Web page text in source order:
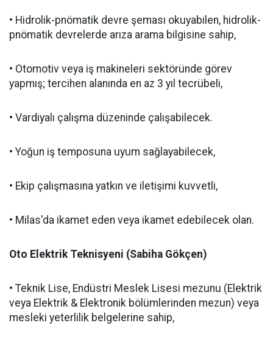
• Hidrolik-pnömatik devre şeması okuyabilen, hidrolik-
pnömatik devrelerde arıza arama bilgisine sahip,
• Otomotiv veya iş makineleri sektöründe görev
yapmış; tercihen alanında en az 3 yıl tecrübeli,
• Vardiyalı çalışma düzeninde çalışabilecek.
• Yoğun iş temposuna uyum sağlayabilecek,
• Ekip çalışmasına yatkın ve iletişimi kuvvetli,
• Milas'da ikamet eden veya ikamet edebilecek olan.
Oto Elektrik Teknisyeni (Sabiha Gökçen)
• Teknik Lise, Endüstri Meslek Lisesi mezunu (Elektrik
veya Elektrik & Elektronik bölümlerinden mezun) veya
mesleki yeterlilik belgelerine sahip,